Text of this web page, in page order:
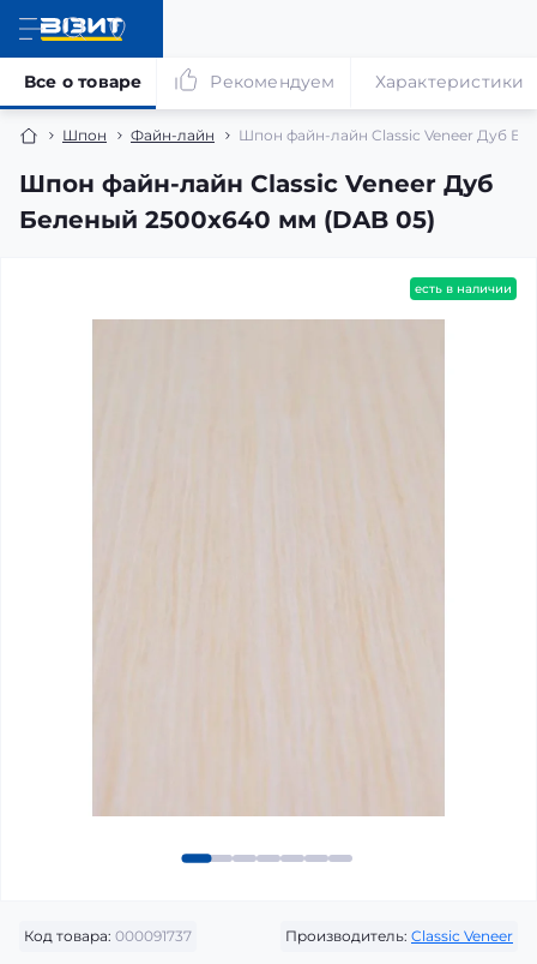
Шпон Файн-лайн Шпон файн-лайн Classic Veneer Дуб
Шпон файн-лайн Classic Veneer Дуб
Беленый 2500x640 мм (DAB 05)
Все о товаре Рекомендуем Характеристики
есть в наличии
Код товара: 000091737 Производитель: Classic Veneer